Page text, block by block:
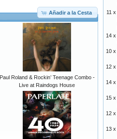
Añadir a la Cesta
Paul Roland & Rockin’ Teenage Combo -
Live at Raindogs House
11 x
14 x
10 x
12 x
14 x
15 x
12 x
13 x